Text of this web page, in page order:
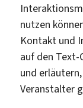
nutzen
Kontakt und
auf den
und
Veranstalter